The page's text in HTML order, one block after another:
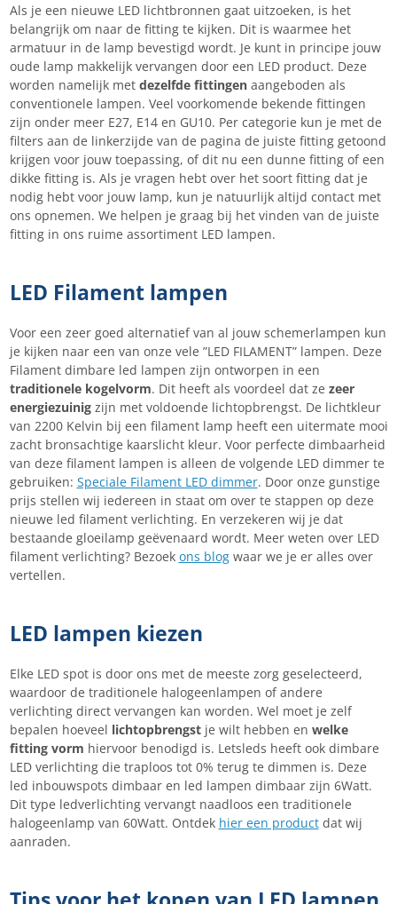
Als je een nieuwe LED lichtbronnen gaat uitzoeken, is het
belangrijk om naar de fitting te kijken. Dit is waarmee het
armatuur in de lamp bevestigd wordt. Je kunt in principe jouw
oude lamp makkelijk vervangen door een LED product. Deze
worden namelijk met dezelfde fittingenaangeboden als
conventionele lampen. Veel voorkomende bekende fittingen
zijn onder meer E27, E14 en GU10. Per categorie kun je met de
filters aan de linkerzijde van de pagina de juiste fitting getoond
krijgen voor jouw toepassing, of dit nu een dunne fitting of een
dikke fitting is. Als je vragen hebt over het soort fitting dat je
nodig hebt voor jouw lamp, kun je natuurlijk altijd contact met
ons opnemen. We helpen je graag bij het vinden van de juiste
fitting in ons ruime assortiment LED lampen.
LED Filament lampen
Voor een zeer goed alternatief van al jouw schemerlampen kun
je kijken naar een van onze vele ”LED FILAMENT” lampen. Deze
Filament dimbare led lampen zijn ontworpen in een
traditionele kogelvorm. Dit heeft als voordeel dat ze zeer
energiezuinigzijn met voldoende lichtopbrengst. De lichtkleur
van 2200 Kelvin bij een filament lamp heeft een uitermate mooi
zacht bronsachtige kaarslicht kleur. Voor perfecte dimbaarheid
van deze filament lampen is alleen de volgende LED dimmer te
gebruiken: Speciale Filament LED dimmer. Door onze gunstige
prijs stellen wij iedereen in staat om over te stappen op deze
nieuwe led filament verlichting. En verzekeren wij je dat
bestaande gloeilamp geëvenaard wordt. Meer weten over LED
filament verlichting? Bezoek ons blogwaar we je er alles over
vertellen.
LED lampen kiezen
Elke LED spot is door ons met de meeste zorg geselecteerd,
waardoor de traditionele halogeenlampen of andere
verlichting direct vervangen kan worden. Wel moet je zelf
bepalen hoeveel lichtopbrengstje wilt hebben en welke
fitting vorm hiervoor benodigd is. Letsleds heeft ook dimbare
LED verlichting die traploos tot 0% terug te dimmen is. Deze
led inbouwspots dimbaar en led lampen dimbaar zijn 6Watt.
Dit type ledverlichting vervangt naadloos een traditionele
halogeenlamp van 60Watt. Ontdek hier een productdat wij
aanraden.